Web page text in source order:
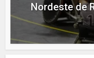
Nordeste de